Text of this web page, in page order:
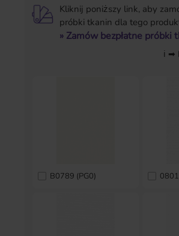
Kliknij poniższy link, aby
próbki tkanin dla tego
» Zamów bezpłatne próbki
ℹ ➡
B0789 (PG0)